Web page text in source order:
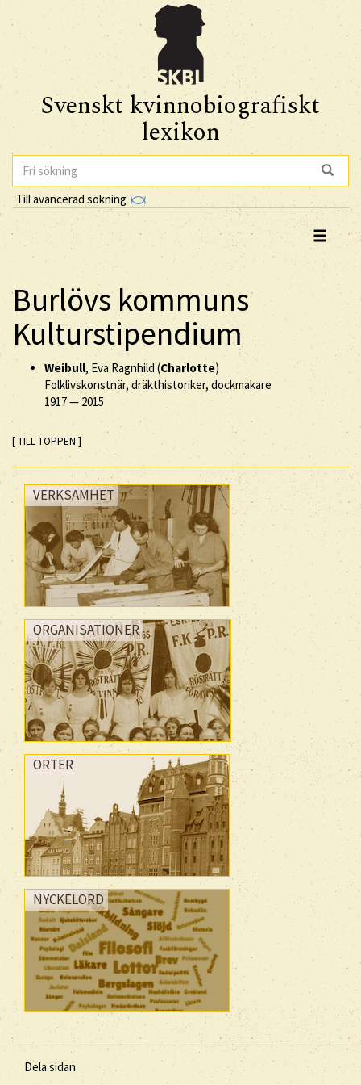
Svenskt kvinnobiografiskt
lexikon
Till avancerad sökning
Burlövs kommuns
Kulturstipendium
Weibull, Eva Ragnhild (Charlotte)
Folklivskonstnär, dräkthistoriker, dockmakare
1917— 2015
[ TILL TOPPEN ]
VERKSAMHET
ORGANISATIONER
ORTER
NYCKELORD
Dela sidan